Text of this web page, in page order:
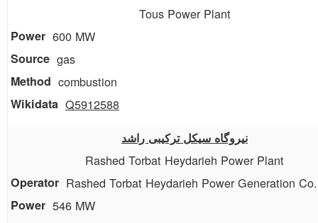
Tous Power Plant
600 MW
gas
combustion
Q5912588
نیروگاه سیکل ترکیبی راشد
Rashed Torbat Heydarieh Power Plant
Rashed Torbat Heydarieh Power Generation Co.
546 MW